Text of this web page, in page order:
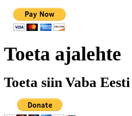
Toeta ajalehte
Toeta siin Vaba